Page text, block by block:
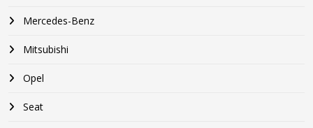
Mercedes-Benz
Mitsubishi
Opel
Seat